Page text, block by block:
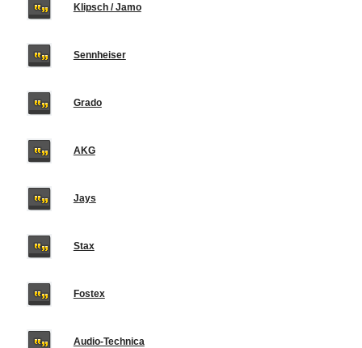
Klipsch / Jamo
Sennheiser
Grado
AKG
Jays
Stax
Fostex
Audio-Technica